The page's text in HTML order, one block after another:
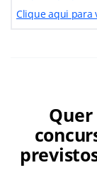
Clique aqui para